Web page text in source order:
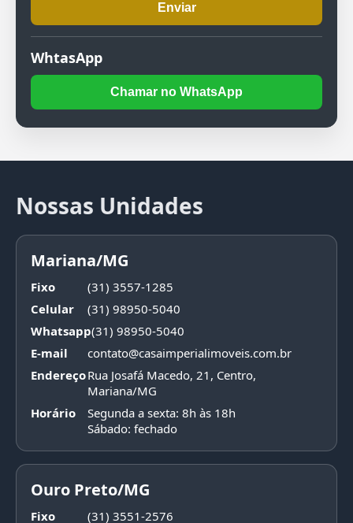
Enviar
WhtasApp
Chamar no WhatsApp
Nossas Unidades
Mariana/MG
Fixo
(31) 3557-1285
Celular
(31) 98950-5040
Whatsapp(31) 98950-5040
E-mail
contato@casaimperialimoveis.com.br
EndereçoRua Josafá Macedo, 21, Centro,
Mariana/MG
Horário
Segunda a sexta: 8h às 18h
Sábado: fechado
Ouro Preto/MG
Fixo (31) 3551-2576